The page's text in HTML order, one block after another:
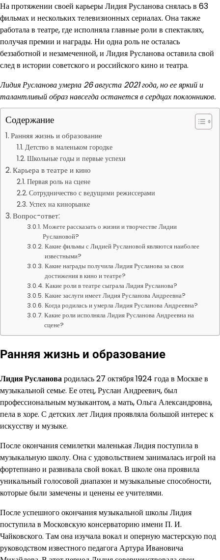
На протяжении своей карьеры Лидия Русланова снялась в 63
фильмах и нескольких телевизионных сериалах. Она также
работала в театре, где исполняла главные роли в спектаклях,
получая премии и награды. Ни одна роль не осталась
беззаботной и незамеченной, и Лидия Русланова оставила свой
след в истории советского и российского кино и театра.
Лидия Русланова умерла 26 августа 2021 года, но ее яркий и
талантливый образ навсегда останется в сердцах поклонников.
Содержание
Ранняя жизнь и образование
Детство в маленьком городке
Школьные годы и первые успехи
Карьера в театре и кино
Первая роль на сцене
Сотрудничество с ведущими режиссерами
Успех на кинорынке
Вопрос-ответ:
Можете рассказать о жизни и творчестве Лидии
Руслановой?
Какие фильмы с Лидией Руслановой являются наиболее
известными?
Какие награды получила Лидия Русланова за свои
достижения в кино и театре?
Какие роли в театре сыграла Лидия Русланова?
Какие заслуги имеет Лидия Русланова Андреевна?
Когда родилась и умерла Лидия Русланова Андреевна?
Какие роли исполняла Лидия Русланова Андреевна на
сцене?
Ранняя жизнь и образование
Лидия Руслановародилась 27 октября 1924 года в Москве в
музыкальной семье. Ее отец, Руслан Андреевич, был
профессиональным музыкантом, а мать, Ольга Александровна,
пела в хоре. С детских лет Лидия проявляла большой интерес к
искусству и музыке.
После окончания семилетки маленькая Лидия поступила в
музыкальную школу. Она с удовольствием занималась игрой на
фортепиано и развивала свой вокал. В школе она проявила
уникальный голосовой диапазон и музыкальные способности,
которые были замечены и ценены ее учителями.
После успешного окончания музыкальной школы Лидия
поступила в Московскую консерваторию имени П. И.
Чайковского. Там она изучала вокал и оперную мастерскую под
руководством известного педагога Артура Ивановича